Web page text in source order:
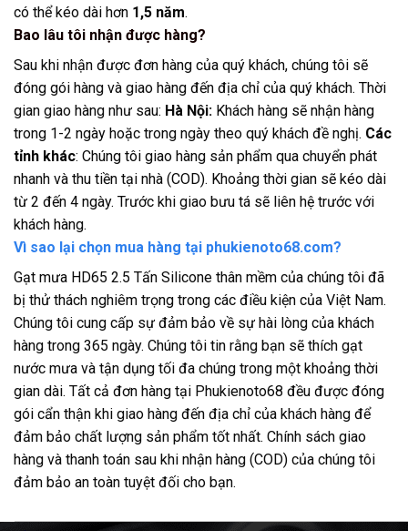
có thể kéo dài hơn 1,5 năm.
Bao lâu tôi nhận được hàng?
Sau khi nhận được đơn hàng của quý khách, chúng tôi sẽ
đóng gói hàng và giao hàng đến địa chỉ của quý khách. Thời
gian giao hàng như sau: Hà Nội: Khách hàng sẽ nhận hàng
trong 1-2 ngày hoặc trong ngày theo quý khách đề nghị. Các
tỉnh khác: Chúng tôi giao hàng sản phẩm qua chuyển phát
nhanh và thu tiền tại nhà (COD). Khoảng thời gian sẽ kéo dài
từ 2 đến 4 ngày. Trước khi giao bưu tá sẽ liên hệ trước với
khách hàng.
Vì sao lại chọn mua hàng tại phukienoto68.com?
Gạt mưa HD65 2.5 Tấn Silicone thân mềm của chúng tôi đã
bị thử thách nghiêm trọng trong các điều kiện của Việt Nam.
Chúng tôi cung cấp sự đảm bảo về sự hài lòng của khách
hàng trong 365 ngày. Chúng tôi tin rằng bạn sẽ thích gạt
nước mưa và tận dụng tối đa chúng trong một khoảng thời
gian dài. Tất cả đơn hàng tại Phukienoto68 đều được đóng
gói cẩn thận khi giao hàng đến địa chỉ của khách hàng để
đảm bảo chất lượng sản phẩm tốt nhất. Chính sách giao
hàng và thanh toán sau khi nhận hàng (COD) của chúng tôi
đảm bảo an toàn tuyệt đối cho bạn.